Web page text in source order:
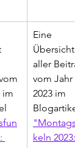
im
Eine
Übersicht
aller
vom Jahr
2023 im
keln 2023: